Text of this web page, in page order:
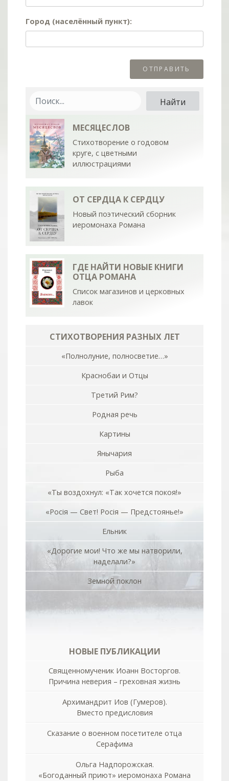
Город (населённый пункт):
МЕСЯЦЕСЛОВ
Стихотворение о годовом
круге, с цветными
иллюстрациями
ОТ СЕРДЦА К СЕРДЦУ
Новый поэтический сборник
иеромонаха Романа
ГДЕ НАЙТИ НОВЫЕ КНИГИ
ОТЦА РОМАНА
Список магазинов и церковных
лавок
СТИХОТВОРЕНИЯ РАЗНЫХ ЛЕТ
«Полнолуние, полносветие…»
Краснобаи и Отцы
Третий Рим?
Родная речь
Картины
Янычария
Рыба
«Ты воздохнул: «Так хочется покоя!»
«Росiя — Свет! Росiя — Предстоянье!»
Ельник
«Дорогие мои! Что же мы натворили,
наделали?»
Земной поклон
НОВЫЕ ПУБЛИКАЦИИ
Священномученик Иоанн Восторгов.
Причина неверия – греховная жизнь
Архимандрит Иов (Гумеров).
Вместо предисловия
Сказание о военном посетителе отца
Серафима
Ольга Надпорожская.
«Богоданный приют» иеромонаха Романа